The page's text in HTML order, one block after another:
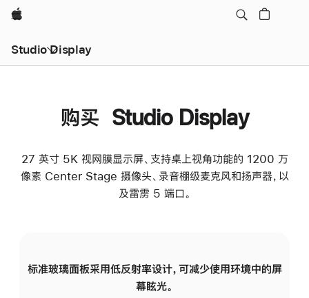
Apple
Studio Display
购买 Studio Display
27 英寸 5K 视网膜显示屏、支持桌上视角功能的 1200 万
像素 Center Stage 摄像头、录音棚级麦克风和扬声器，以
及雷雳 5 端口。
标准玻璃面板采用低反射率设计，可减少使用环境中的屏
幕眩光。